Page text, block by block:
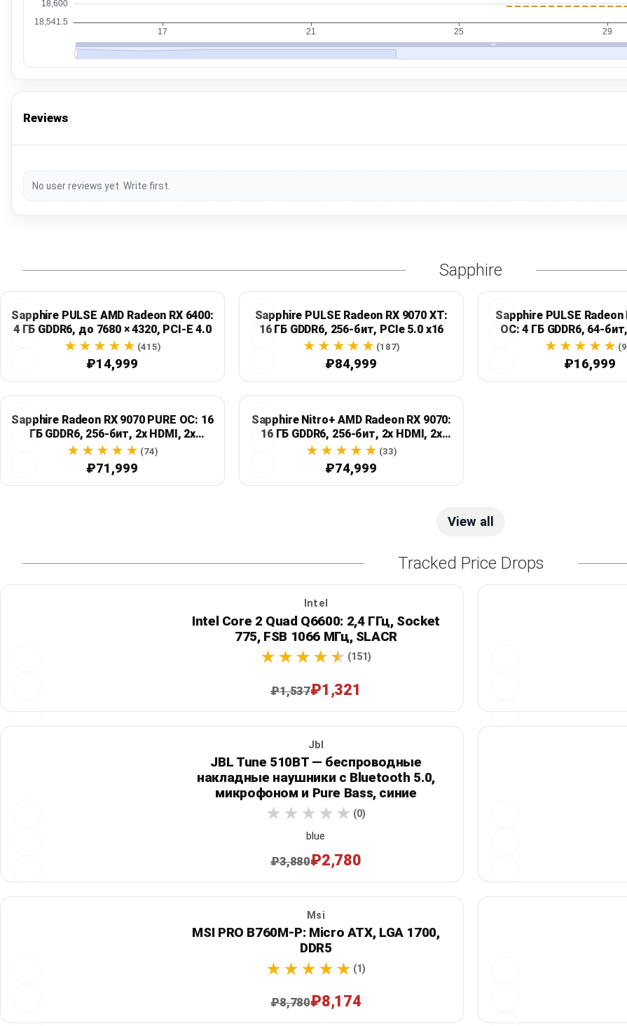
Reviews
No user reviews yet. Write first.
Sapphire
Sapphire PULSE AMD Radeon RX 6400:
4 ГБ GDDR6, до 7680 × 4320, PCI-E 4.0
(415)
₽14,999
Sapphire PULSE Radeon RX 9070 XT:
16 ГБ GDDR6, 256-бит, PCIe 5.0 x16
(187)
₽84,999
Sapphire PULSE Radeon
OC: 4 ГБ GDDR6, 64-
2825 МГц
₽16,999
Sapphire Radeon RX 9070 PURE OC: 16
ГБ GDDR6, 256-бит, 2x HDMI, 2x
DisplayPort(74)
₽71,999
Sapphire Nitro+ AMD Radeon RX 9070:
16 ГБ GDDR6, 256-бит, 2x HDMI, 2x
DisplayPort(33)
₽74,999
View all
Tracked Price Drops
Intel
Intel Core 2 Quad Q6600: 2,4 ГГц, Socket
775, FSB 1066 МГц, SLACR
(151)
₽1,537₽1,321
Jbl
JBL Tune 510BT — беспроводные
накладные наушники с Bluetooth 5.0,
микрофоном и Pure Bass, синие
(0)
blue
₽3,880₽2,780
Msi
MSI PRO B760M-P: Micro ATX, LGA 1700,
DDR5
(1)
₽8,780₽8,174